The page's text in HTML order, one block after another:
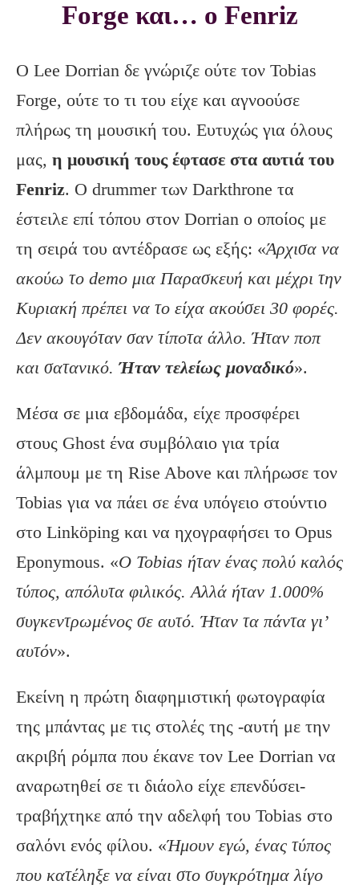
Forge και… ο Fenriz
Ο Lee Dorrian δε γνώριζε ούτε τον Tobias
Forge, ούτε το τι του είχε και αγνοούσε
πλήρως τη μουσική του. Ευτυχώς για όλους
μας, η μουσική τους έφτασε στα αυτιά του
Fenriz. Ο drummer των Darkthrone τα
έστειλε επί τόπου στον Dorrian ο οποίος με
τη σειρά του αντέδρασε ως εξής: «Άρχισα να
ακούω το demo μια Παρασκευή και μέχρι την
Κυριακή πρέπει να το είχα ακούσει 30 φορές.
Δεν ακουγόταν σαν τίποτα άλλο. Ήταν ποπ
και σατανικό. Ήταν τελείως μοναδικό».
Μέσα σε μια εβδομάδα, είχε προσφέρει
στους Ghost ένα συμβόλαιο για τρία
άλμπουμ με τη Rise Above και πλήρωσε τον
Tobias για να πάει σε ένα υπόγειο στούντιο
στο Linköping και να ηχογραφήσει το Opus
Eponymous. «Ο Tobias ήταν ένας πολύ καλός
τύπος, απόλυτα φιλικός. Αλλά ήταν 1.000%
συγκεντρωμένος σε αυτό. Ήταν τα πάντα γι’
αυτόν».
Εκείνη η πρώτη διαφημιστική φωτογραφία
της μπάντας με τις στολές της -αυτή με την
ακριβή ρόμπα που έκανε τον Lee Dorrian να
αναρωτηθεί σε τι διάολο είχε επενδύσει-
τραβήχτηκε από την αδελφή του Tobias στο
σαλόνι ενός φίλου. «Ήμουν εγώ, ένας τύπος
που κατέληξε να είναι στο συγκρότημα λίγο